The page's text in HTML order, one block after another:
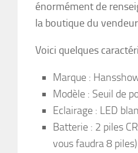
énormément de
la boutique du
Voici quelques
Marque :
Modèle : Seuil de
Eclairage : LED
Batterie : 2 piles
vous faudra 8